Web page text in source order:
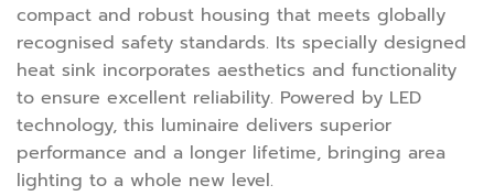
compact and robust housing that meets globally
recognised safety standards. Its specially designed
heat sink incorporates aesthetics and functionality
to ensure excellent reliability. Powered by LED
technology, this luminaire delivers superior
performance and a longer lifetime, bringing area
lighting to a whole new level.